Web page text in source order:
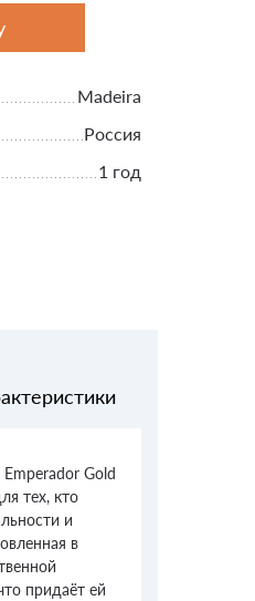
Madeira
Россия
1 год
Gold
тех, кто
и
в
придаёт ей